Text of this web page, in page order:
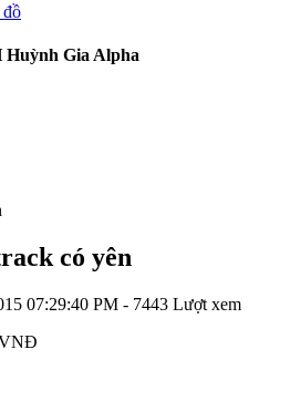
đồ
Gia Alpha
có yên
07:29:40 PM - 7443 Lượt xem